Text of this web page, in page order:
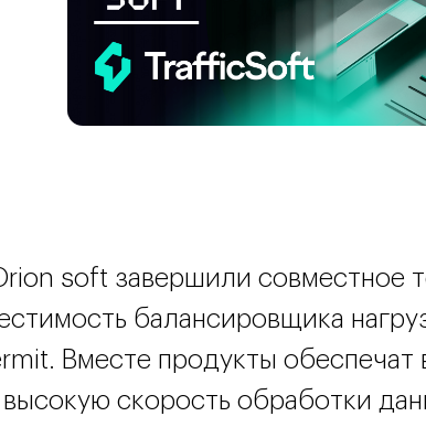
soft завершили совместное
балансировщика
Вместе продукты обеспечат
скорость обработки